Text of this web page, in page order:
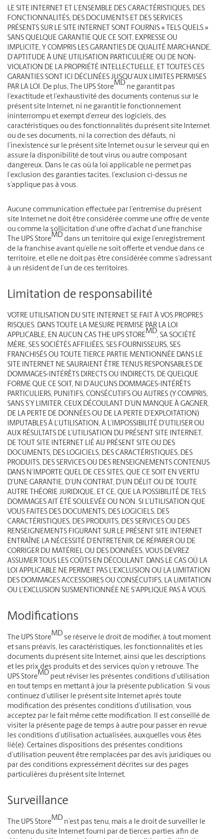
LE SITE INTERNET ET L’ENSEMBLE DES CARACTÉRISTIQUES, DES
FONCTIONNALITÉS, DES DOCUMENTS ET DES SERVICES
PRÉSENTS SUR LE SITE INTERNET SONT FOURNIS « TELS QUELS »
SANS QUELQUE GARANTIE QUE CE SOIT, EXPRESSE OU
IMPLICITE, Y COMPRIS LES GARANTIES DE QUALITÉ MARCHANDE,
D’APTITUDE À UNE UTILISATION PARTICULIÈRE OU DE NON-
VIOLATION DE LA PROPRIÉTÉ INTELLECTUELLE, ET TOUTES CES
GARANTIES SONT ICI DÉCLINÉES JUSQU’AUX LIMITES PERMISES
PAR LA LOI. De plus, The UPS StoreMD ne garantit pas
l’exactitude et l’exhaustivité des documents contenus sur le
présent site Internet, ni ne garantit le fonctionnement
ininterrompu et exempt d’erreur des logiciels, des
caractéristiques ou des fonctionnalités du présent site Internet
ou de ses documents, ni la correction des défauts, ni
l’inexistence sur le présent site Internet ou sur le serveur qui en
assure la disponibilité de tout virus ou autre composant
dangereux. Dans le cas où la loi applicable ne permet pas
l’exclusion des garanties tacites, l’exclusion ci-dessus ne
s’applique pas à vous.
Aucune communication effectuée par l’entremise du présent
site Internet ne doit être considérée comme une offre de vente
ou comme la sollicitation d’une offre d’achat d’une franchise
The UPS StoreMD dans un territoire qui exige l’enregistrement
de la franchise avant qu’elle ne soit offerte et vendue dans ce
territoire, et elle ne doit pas être considérée comme s’adressant
à un résident de l’un de ces territoires.
Limitation de responsabilité
VOTRE UTILISATION DU SITE INTERNET SE FAIT À VOS PROPRES
RISQUES. DANS TOUTE LA MESURE PERMISE PAR LA LOI
APPLICABLE, EN AUCUN CAS THE UPS STOREMD, SA SOCIÉTÉ
MÈRE, SES SOCIÉTÉS AFFILIÉES, SES FOURNISSEURS, SES
FRANCHISÉS OU TOUTE TIERCE PARTIE MENTIONNÉE DANS LE
SITE INTERNET NE SAURAIENT ÊTRE TENUS RESPONSABLES DE
DOMMAGES-INTÉRÊTS DIRECTS OU INDIRECTS, DE QUELQUE
FORME QUE CE SOIT, NI D’AUCUNS DOMMAGES-INTÉRÊTS
PARTICULIERS, PUNITIFS, CONSÉCUTIFS OU AUTRES (Y COMPRIS,
SANS S’Y LIMITER, CEUX DÉCOULANT D’UN MANQUE À GAGNER,
DE LA PERTE DE DONNÉES OU DE LA PERTE D’EXPLOITATION)
IMPUTABLES À L’UTILISATION, À L’IMPOSSIBILITÉ D’UTILISER OU
AUX RÉSULTATS DE L’UTILISATION DU PRÉSENT SITE INTERNET,
DE TOUT SITE INTERNET LIÉ AU PRÉSENT SITE OU DES
DOCUMENTS, DES LOGICIELS, DES CARACTÉRISTIQUES, DES
PRODUITS, DES SERVICES OU DES RENSEIGNEMENTS CONTENUS
DANS N’IMPORTE QUEL DE CES SITES, QUE CE SOIT EN VERTU
D’UNE GARANTIE, D’UN CONTRAT, D’UN DÉLIT OU DE TOUTE
AUTRE THÉORIE JURIDIQUE, ET CE, QUE LA POSSIBILITÉ DE TELS
DOMMAGES AIT ÉTÉ SOULEVÉE OU NON. SI L’UTILISATION QUE
VOUS FAITES DES DOCUMENTS, DES LOGICIELS, DES
CARACTÉRISTIQUES, DES PRODUITS, DES SERVICES OU DES
RENSEIGNEMENTS FIGURANT SUR LE PRÉSENT SITE INTERNET
ENTRAÎNE LA NÉCESSITÉ D’ENTRETENIR, DE RÉPARER OU DE
CORRIGER DU MATÉRIEL OU DES DONNÉES, VOUS DEVREZ
ASSUMER TOUS LES COÛTS EN DÉCOULANT. DANS LE CAS OÙ LA
LOI APPLICABLE NE PERMET PAS L’EXCLUSION OU LA LIMITATION
DES DOMMAGES ACCESSOIRES OU CONSÉCUTIFS, LA LIMITATION
OU L’EXCLUSION SUSMENTIONNÉE NE S’APPLIQUE PAS À VOUS.
Modifications
The UPS StoreMD se réserve le droit de modifier, à tout moment
et sans préavis, les caractéristiques, les fonctionnalités et les
documents du présent site Internet, ainsi que les descriptions
et les prix des produits et des services qu’on y retrouve. The
UPS StoreMD peut réviser les présentes conditions d’utilisation
en tout temps en mettant à jour la présente publication. Si vous
continuez d’utiliser le présent site Internet après toute
modification des présentes conditions d’utilisation, vous
acceptez par le fait même cette modification. Il est conseillé de
visiter la présente page de temps à autre pour passer en revue
les conditions d’utilisation actualisées, auxquelles vous êtes
lié(e). Certaines dispositions des présentes conditions
d’utilisation peuvent être remplacées par des avis juridiques ou
par des conditions expressément décrites sur des pages
particulières du présent site Internet.
Surveillance
The UPS StoreMD n’est pas tenu, mais a le droit de surveiller le
contenu du site Internet fourni par de tierces parties afin de